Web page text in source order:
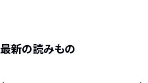
最新の読みもの